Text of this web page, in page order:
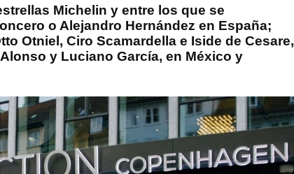
Michelin y entre los que se
o Alejandro Hernández en España;
Otniel, Ciro Scamardella e Iside de Cesare,
y Luciano García, en México y